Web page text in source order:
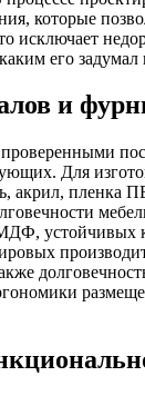
которые
исключает
его задумал
и
Для
пленка
устойчивых